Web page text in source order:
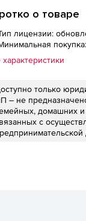
о товаре
лицензии:
характеристики
только
– не
домашних
с